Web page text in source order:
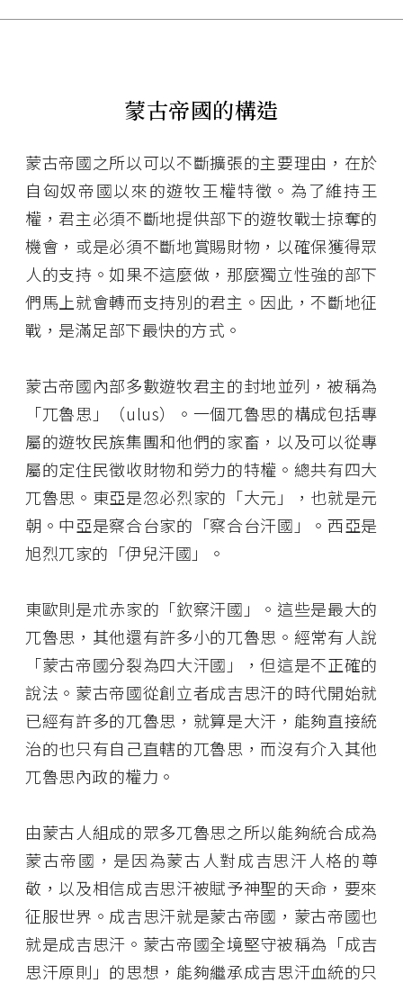
蒙古帝國的構造
蒙古帝國之所以可以不斷擴張的主要理由，在於
自匈奴帝國以來的遊牧王權特徵。為了維持王
權，君主必須不斷地提供部下的遊牧戰士掠奪的
機會，或是必須不斷地賞賜財物，以確保獲得眾
人的支持。如果不這麼做，那麼獨立性強的部下
們馬上就會轉而支持別的君主。因此，不斷地征
戰，是滿足部下最快的方式。
蒙古帝國內部多數遊牧君主的封地並列，被稱為
「兀魯思」（ulus）。一個兀魯思的構成包括專
屬的遊牧民族集團和他們的家畜，以及可以從專
屬的定住民徵收財物和勞力的特權。總共有四大
兀魯思。東亞是忽必烈家的「大元」，也就是元
朝。中亞是察合台家的「察合台汗國」。西亞是
旭烈兀家的「伊兒汗國」。
東歐則是朮赤家的「欽察汗國」。這些是最大的
兀魯思，其他還有許多小的兀魯思。經常有人說
「蒙古帝國分裂為四大汗國」，但這是不正確的
說法。蒙古帝國從創立者成吉思汗的時代開始就
已經有許多的兀魯思，就算是大汗，能夠直接統
治的也只有自己直轄的兀魯思，而沒有介入其他
兀魯思內政的權力。
由蒙古人組成的眾多兀魯思之所以能夠統合成為
蒙古帝國，是因為蒙古人對成吉思汗人格的尊
敬，以及相信成吉思汗被賦予神聖的天命，要來
征服世界。成吉思汗就是蒙古帝國，蒙古帝國也
就是成吉思汗。蒙古帝國全境堅守被稱為「成吉
思汗原則」的思想，能夠繼承成吉思汗血統的只